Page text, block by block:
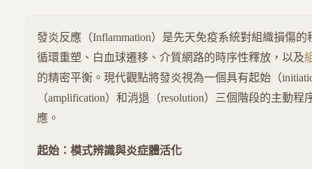
發炎反應（Inflammation）是先天免疫系統對組織損傷
循環重塑、白血球遷移、介質網路的時序性釋放，以及
的精密平衡。現代觀點將發炎視為一個具有起始（
（amplification）和消退（resolution）三個階段的主動
應。
起始：模式辨識與炎症體活化